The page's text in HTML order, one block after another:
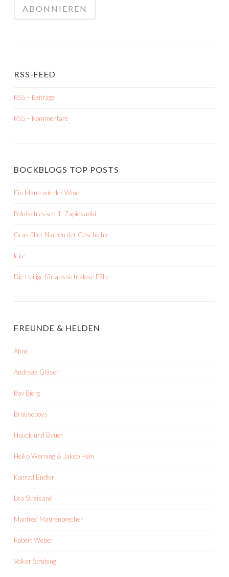
RSS-FEED
RSS – Beiträge
RSS – Kommentare
BOCKBLOGS TOP POSTS
Ein Mann wie der Wind
Polnisch essen 1: Zapiekanki
Gras über Narben der Geschichte
Icke
Die Heilige für aussichtslose Fälle
FREUNDE & HELDEN
Ahne
Andreas Gläser
Bov Bjerg
Brauseboys
Hauck und Bauer
Heiko Werning & Jakob Hein
Konrad Endler
Lea Streisand
Manfred Maurenbrecher
Robert Weber
Volker Strübing